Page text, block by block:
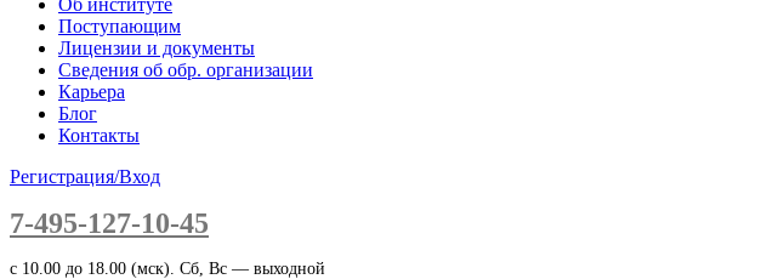
Об институте
Поступающим
Лицензии и документы
Сведения об обр. организации
Карьера
Блог
Контакты
Регистрация/Вход
7-495-127-10-45
c 10.00 до 18.00 (мск). Сб, Вс — выходной